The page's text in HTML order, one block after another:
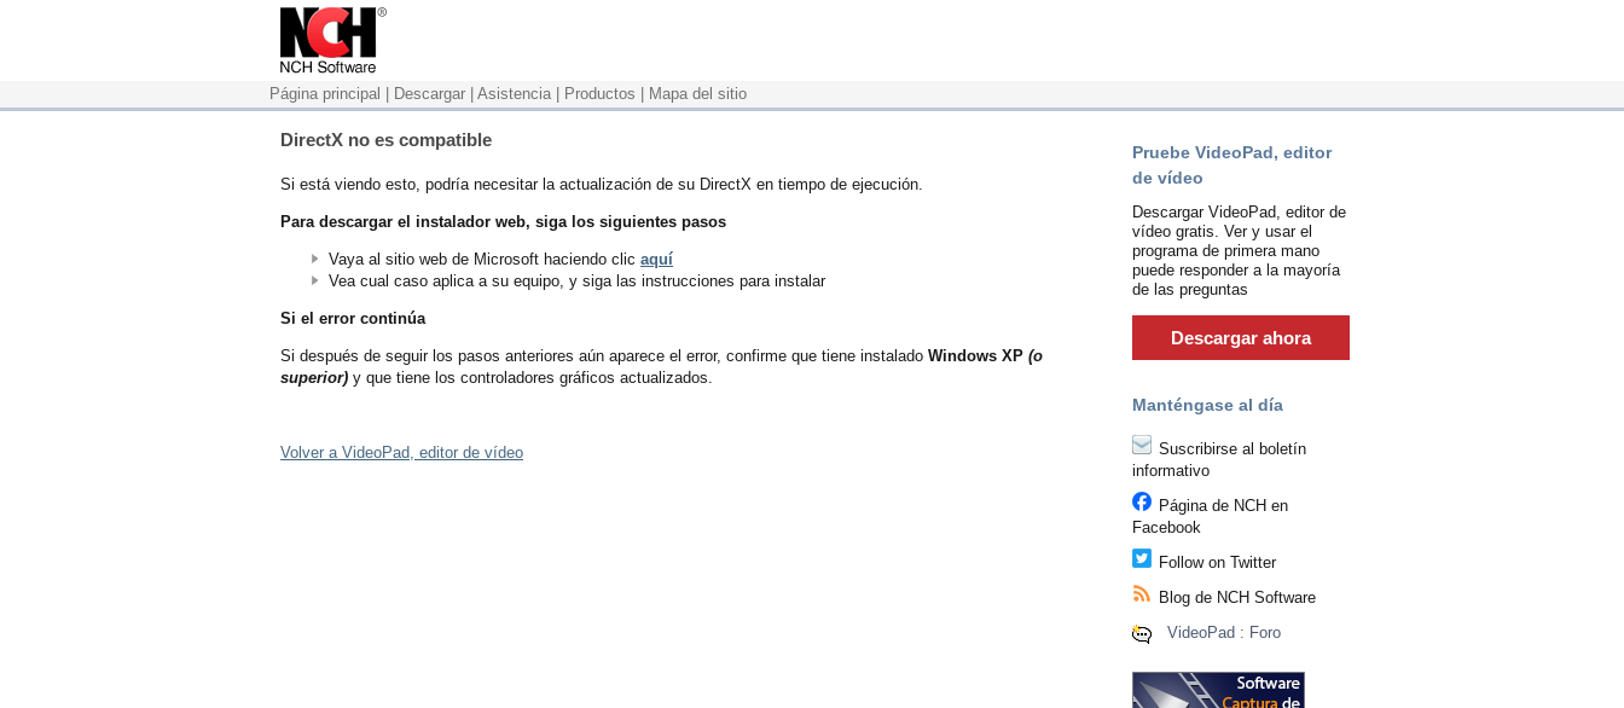
Página principal Descargar Asistencia Productos Mapa del sitio
DirectX no es compatible
Si está viendo esto, podría necesitar la actualización de su DirectX en tiempo de ejecución.
Para descargar el instalador web, siga los siguientes pasos
Vaya al sitio web de Microsoft haciendo clic aquí
Vea cual caso aplica a su equipo, y siga las instrucciones para instalar
Si el error continúa
Si después de seguir los pasos anteriores aún aparece el error, confirme que tiene instalado Windows XP (o
superior) y que tiene los controladores gráficos actualizados.
Volver a VideoPad, editor de vídeo
Pruebe VideoPad, editor
de vídeo
Descargar VideoPad, editor de
vídeo gratis. Ver y usar el
programa de primera mano
puede responder a la mayoría
de las preguntas
Descargar ahora
Manténgase al día
Suscribirse al boletín
informativo
Página de NCH en
Facebook
Follow on Twitter
Blog de NCH Software
VideoPad : Foro